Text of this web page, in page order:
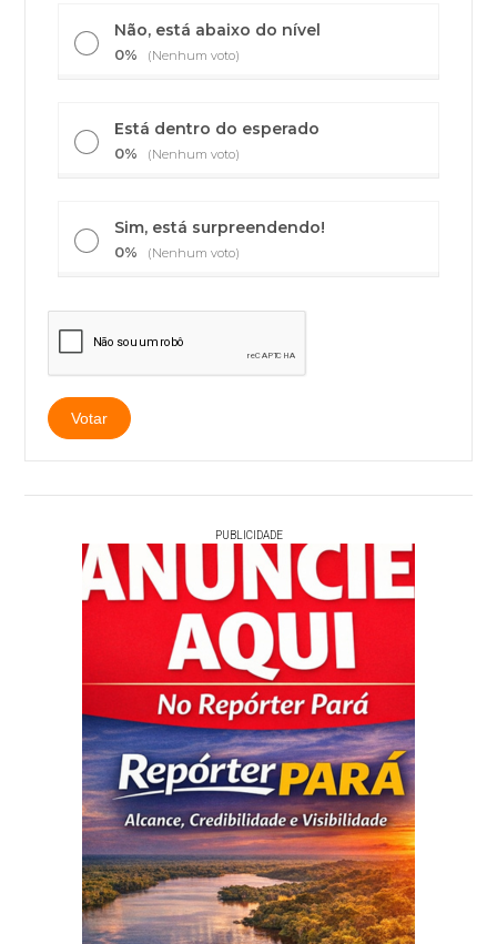
Não, está abaixo do nível
0% (Nenhum voto)
Está dentro do esperado
0% (Nenhum voto)
Sim, está surpreendendo!
0% (Nenhum voto)
PUBLICIDADE